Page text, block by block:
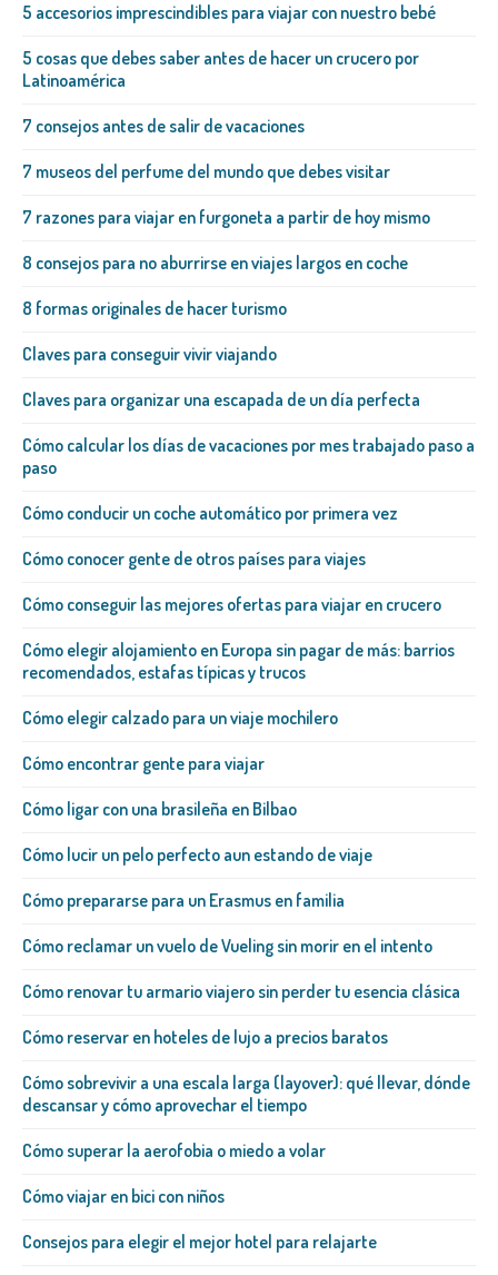
5 accesorios imprescindibles para viajar con nuestro bebé
5 cosas que debes saber antes de hacer un crucero por
Latinoamérica
7 consejos antes de salir de vacaciones
7 museos del perfume del mundo que debes visitar
7 razones para viajar en furgoneta a partir de hoy mismo
8 consejos para no aburrirse en viajes largos en coche
8 formas originales de hacer turismo
Claves para conseguir vivir viajando
Claves para organizar una escapada de un día perfecta
Cómo calcular los días de vacaciones por mes trabajado paso a
paso
Cómo conducir un coche automático por primera vez
Cómo conocer gente de otros países para viajes
Cómo conseguir las mejores ofertas para viajar en crucero
Cómo elegir alojamiento en Europa sin pagar de más: barrios
recomendados, estafas típicas y trucos
Cómo elegir calzado para un viaje mochilero
Cómo encontrar gente para viajar
Cómo ligar con una brasileña​ en Bilbao
Cómo lucir un pelo perfecto aun estando de viaje
Cómo prepararse para un Erasmus en familia
Cómo reclamar un vuelo de Vueling sin morir en el intento
Cómo renovar tu armario viajero sin perder tu esencia clásica
Cómo reservar en hoteles de lujo a precios baratos
Cómo sobrevivir a una escala larga (layover): qué llevar, dónde
descansar y cómo aprovechar el tiempo
Cómo superar la aerofobia o miedo a volar
Cómo viajar en bici con niños
Consejos para elegir el mejor hotel para relajarte